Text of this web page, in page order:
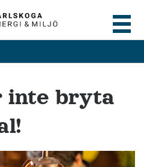
inte bryta